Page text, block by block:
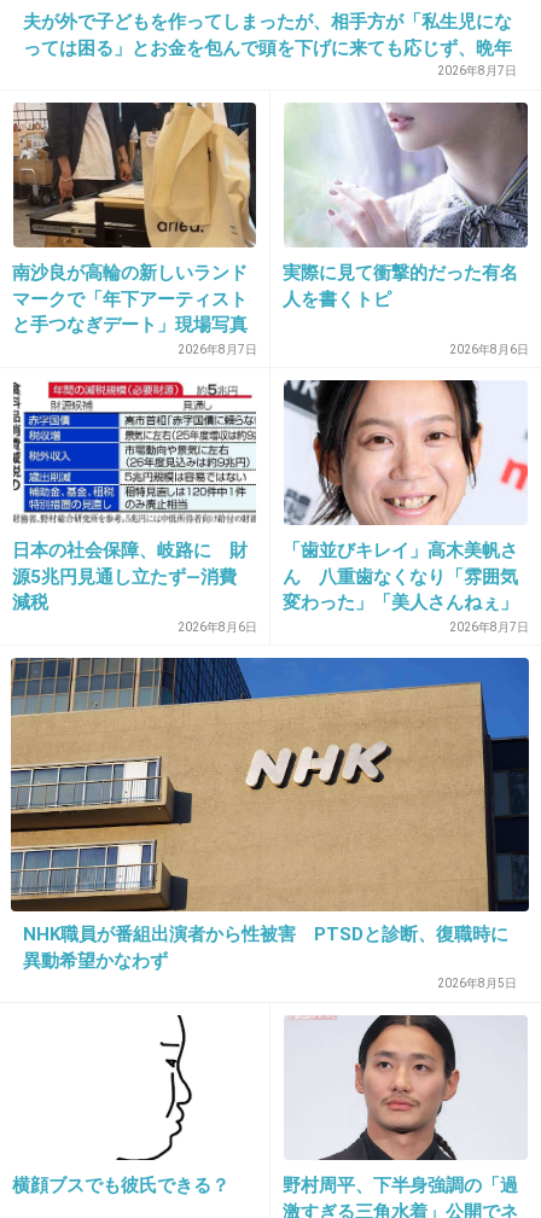
夫が外で子どもを作ってしまったが、相手方が「私生児にな
っては困る」とお金を包んで頭を下げに来ても応じず、晩年
まで離婚に応じなかった親戚の話→「一生復讐になる」「こ
れ本人幸せなの？」
2026年8月7日
南沙良が高輪の新しいランド
マークで「年下アーティスト
と手つなぎデート」現場写真
2026年8月7日
実際に見て衝撃的だった有名
人を書くトピ
2026年8月6日
日本の社会保障、岐路に 財
源5兆円見通し立たず―消費
減税
2026年8月6日
「歯並びキレイ」高木美帆さ
ん 八重歯なくなり「雰囲気
変わった」「美人さんねぇ」
「歯列矯正してるんや」2026年8月7日
NHK職員が番組出演者から性被害 PTSDと診断、復職時に
異動希望かなわず
2026年8月5日
横顔ブスでも彼氏できる？
野村周平、下半身強調の「過
激すぎる三角水着」公開でネ